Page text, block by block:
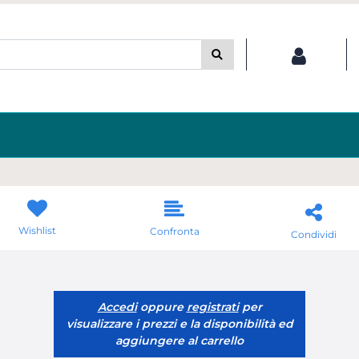
Wishlist Confronta Condividi
Accedioppure registratiper
visualizzare i prezzi e la disponibilità ed
aggiungere al carrello